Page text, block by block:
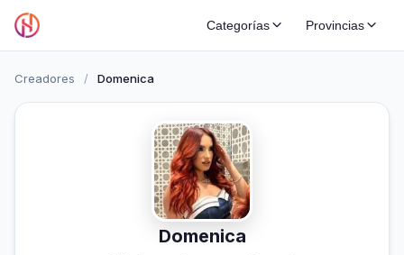
Categorías Provincias
Creadores / Domenica
Domenica